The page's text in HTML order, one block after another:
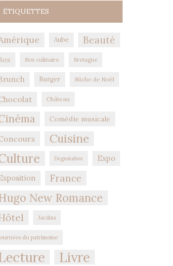
ÉTIQUETTES
Aube Beauté
Box culinaire Bretagne
Burger Bûche de Noël
Château
Comédie musicale
Cuisine
Degustabox Expo
France
New Romance
Jardins
du patrimoine
Livre